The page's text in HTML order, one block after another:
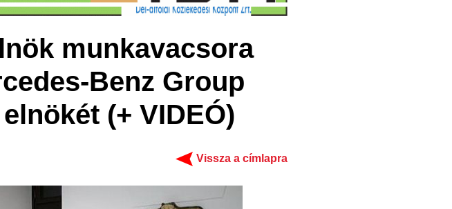
munkavacsora
Benz Group
(+ VIDEÓ)
Vissza a címlapra